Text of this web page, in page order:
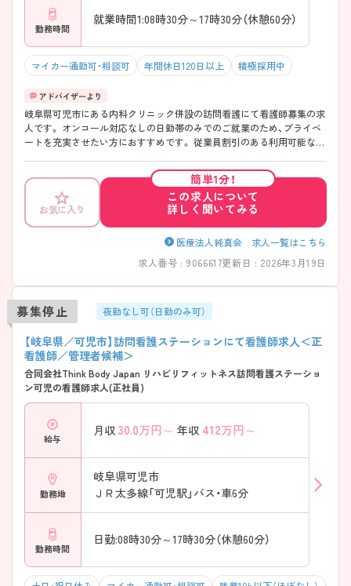
勤務時間
就業時間1:08時30分～17時30分（休憩60分）
マイカー通勤可・相談可 年間休日120日以上 積極採用中
岐阜県可児市にある内科クリニック併設の訪問看護にて看護師募集の求
人です。 オンコール対応なしの日勤帯のみでのご就業のため、プライベ
ートを充実させたい方におすすめです。 従業員割引のある利用可能な保
す。 ご興味をお持ちの方は、お気軽にお問い合わせください。
お気に入り
簡単1分！
この求人について
詳しく聞いてみる
医療法人純真会 求人一覧はこちら
求人番号 : 9066617更新日 : 2026年3月19日
募集停止 夜勤なし可（日勤のみ可）
【岐阜県／可児市】訪問看護ステーションにて看護師求人＜正
看護師／管理者候補＞
合同会社Think Body Japan リハビリフィットネス訪問看護ステーショ
ン可児の看護師求人(正社員)
給与
月収 30.0万円～ 年収 412万円～
勤務地
岐阜県可児市
ＪＲ太多線「可児駅」バス・車6分
勤務時間
日勤:08時30分～17時30分（休憩60分）